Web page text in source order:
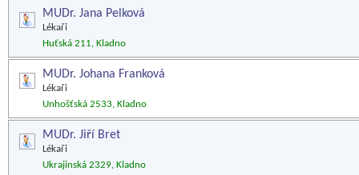
MUDr. Jana Pelková
Lékaři
Huťská 211, Kladno
MUDr. Johana Franková
Lékaři
Unhošťská 2533, Kladno
MUDr. Jiří Bret
Lékaři
Ukrajinská 2329, Kladno